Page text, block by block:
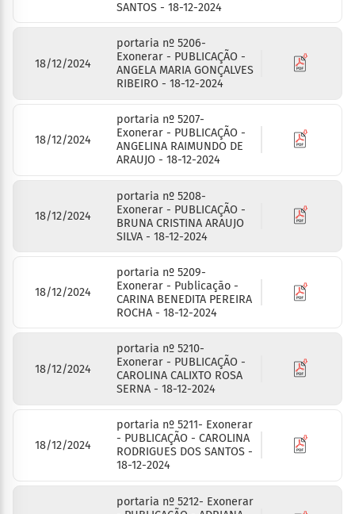
SANTOS - 18-12-2024
18/12/2024
portaria nº 5206-
Exonerar - PUBLICAÇÃO -
ANGELA MARIA GONÇALVES
RIBEIRO - 18-12-2024
18/12/2024
portaria nº 5207-
Exonerar - PUBLICAÇÃO -
ANGELINA RAIMUNDO DE
ARAUJO - 18-12-2024
18/12/2024
portaria nº 5208-
Exonerar - PUBLICAÇÃO -
BRUNA CRISTINA ARAUJO
SILVA - 18-12-2024
18/12/2024
portaria nº 5209-
Exonerar - Publicação -
CARINA BENEDITA PEREIRA
ROCHA - 18-12-2024
18/12/2024
portaria nº 5210-
Exonerar - PUBLICAÇÃO -
CAROLINA CALIXTO ROSA
SERNA - 18-12-2024
18/12/2024
portaria nº 5211- Exonerar
- PUBLICAÇÃO - CAROLINA
RODRIGUES DOS SANTOS -
18-12-2024
portaria nº 5212- Exonerar